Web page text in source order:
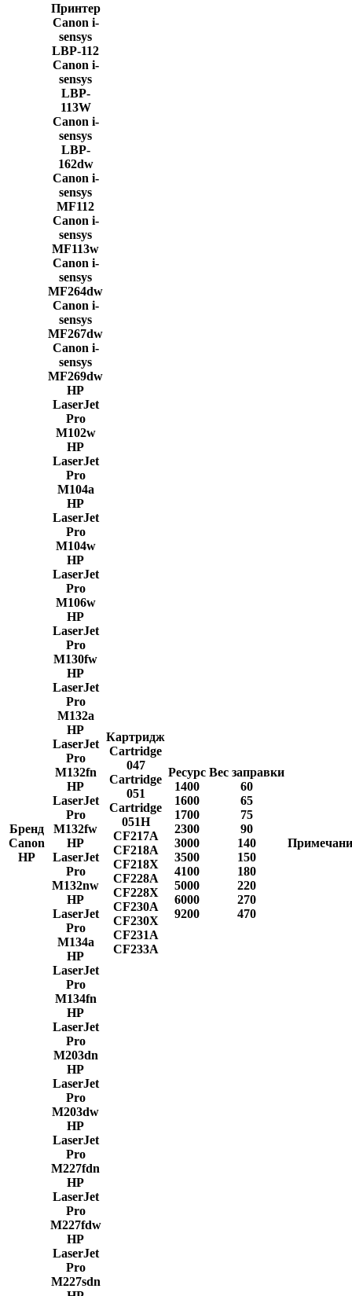
Бренд
Canon
HP
Принтер
Canon i-
sensys
LBP-112
Canon i-
sensys
LBP-
113W
Canon i-
sensys
LBP-
162dw
Canon i-
sensys
MF112
Canon i-
sensys
MF113w
Canon i-
sensys
MF264dw
Canon i-
sensys
MF267dw
Canon i-
sensys
MF269dw
HP
LaserJet
Pro
M102w
HP
LaserJet
Pro
M104a
HP
LaserJet
Pro
M104w
HP
LaserJet
Pro
M106w
HP
LaserJet
Pro
M130fw
HP
LaserJet
Pro
M132a
HP
LaserJet
Pro
M132fn
HP
LaserJet
Pro
M132fw
HP
LaserJet
Pro
M132nw
HP
LaserJet
Pro
M134a
HP
LaserJet
Pro
M134fn
HP
LaserJet
Pro
M203dn
HP
LaserJet
Pro
M203dw
HP
LaserJet
Pro
M227fdn
HP
LaserJet
Pro
M227fdw
HP
LaserJet
Pro
M227sdn
Картридж
Cartridge
047
Cartridge
051
Cartridge
051H
CF217A
CF218A
CF218X
CF228A
CF228X
CF230A
CF230X
CF231A
CF233A
Ресурс
1400
1600
1700
2300
3000
3500
4100
5000
6000
9200
Вес заправки
60
65
75
90
140
150
180
220
270
470